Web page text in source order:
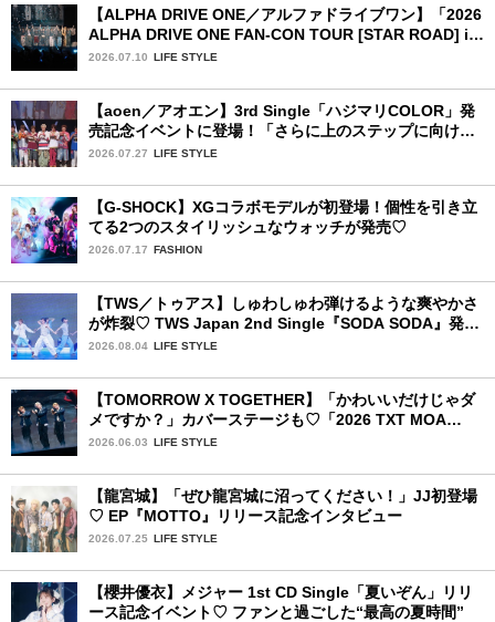
【ALPHA DRIVE ONE／アルファドライブワン】「2026
ALPHA DRIVE ONE FAN-CON TOUR [STAR ROAD] in
YOKOHAMA」1日目詳細レポ【後編】
2026.07.10 LIFE STYLE
【aoen／アオエン】3rd Single「ハジマリCOLOR」発
売記念イベントに登場！「さらに上のステップに向けた
新たなハジマリになるように」と爽やかな笑顔で意気込
2026.07.27 LIFE STYLE
【G-SHOCK】XGコラボモデルが初登場！個性を引き立
てる2つのスタイリッシュなウォッチが発売♡
2026.07.17 FASHION
【TWS／トゥアス】しゅわしゅわ弾けるような爽やかさ
が炸裂♡ TWS Japan 2nd Single『SODA SODA』発売
記念SPECIAL SHOWCASEを詳細レポ
2026.08.04 LIFE STYLE
【TOMORROW X TOGETHER】「かわいいだけじゃダ
メですか？」カバーステージも♡「2026 TXT MOA
CON IN JAPAN」千葉公演2日目を詳細レポ【後編】
2026.06.03 LIFE STYLE
【龍宮城】「ぜひ龍宮城に沼ってください！」JJ初登場
♡ EP『MOTTO』リリース記念インタビュー
2026.07.25 LIFE STYLE
【櫻井優衣】メジャー 1st CD Single「夏いぞん」リリ
ース記念イベント♡ ファンと過ごした“最高の夏時間”